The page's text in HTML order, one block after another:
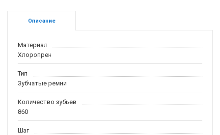
Описание
Материал
Хлоропрен
Тип
Зубчатые ремни
Количество зубьев
860
Шаг